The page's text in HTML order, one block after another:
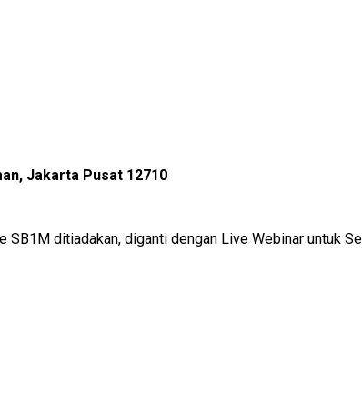
Jakarta Pusat 12710
ditiadakan, diganti dengan Live Webinar untuk